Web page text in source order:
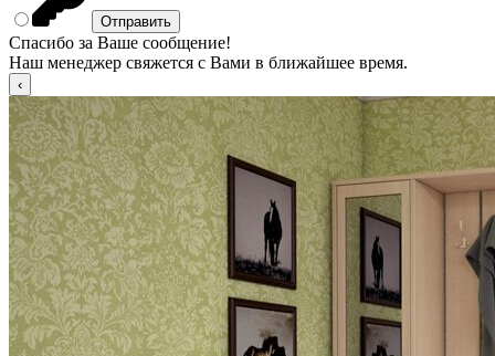
Спасибо за Ваше сообщение!
Наш менеджер свяжется с Вами в ближайшее время.